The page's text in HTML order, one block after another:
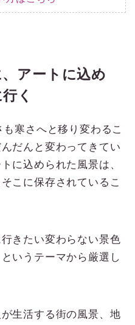
アートに込め
く
寒さへと移り変わるこ
だんと変わってきてい
に込められた風景は、
こに保存されているこ
きたい変わらない景色
いうテーマから厳選し
生活する街の風景、地